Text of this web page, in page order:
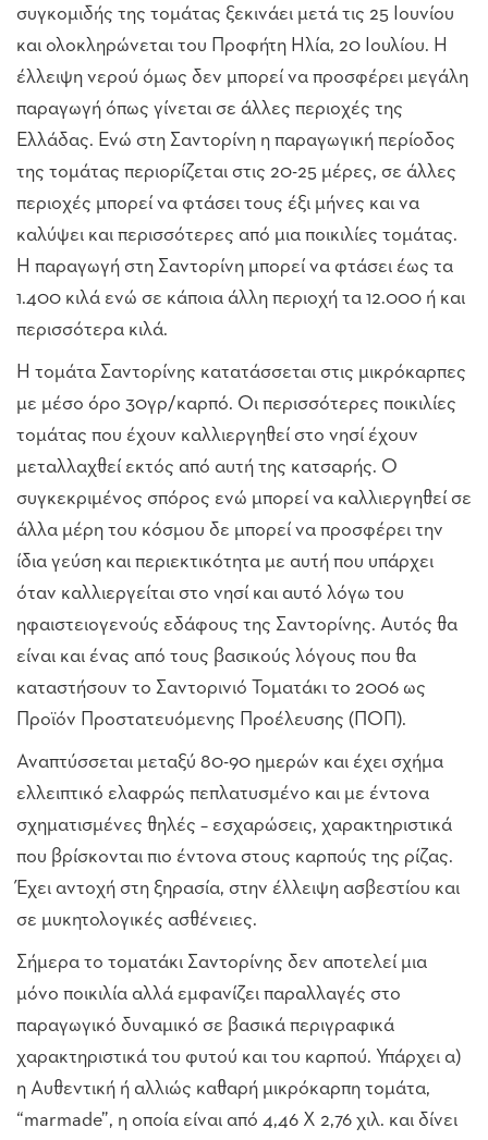
συγκομιδής της τομάτας ξεκινάει μετά τις 25 Ιουνίου
και ολοκληρώνεται του Προφήτη Ηλία, 20 Ιουλίου. Η
έλλειψη νερού όμως δεν μπορεί να προσφέρει μεγάλη
παραγωγή όπως γίνεται σε άλλες περιοχές της
Ελλάδας. Ενώ στη Σαντορίνη η παραγωγική περίοδος
της τομάτας περιορίζεται στις 20-25 μέρες, σε άλλες
περιοχές μπορεί να φτάσει τους έξι μήνες και να
καλύψει και περισσότερες από μια ποικιλίες τομάτας.
Η παραγωγή στη Σαντορίνη μπορεί να φτάσει έως τα
1.400 κιλά ενώ σε κάποια άλλη περιοχή τα 12.000 ή και
περισσότερα κιλά.
Η τομάτα Σαντορίνης κατατάσσεται στις μικρόκαρπες
με μέσο όρο 30γρ/καρπό. Οι περισσότερες ποικιλίες
τομάτας που έχουν καλλιεργηθεί στο νησί έχουν
μεταλλαχθεί εκτός από αυτή της κατσαρής. Ο
συγκεκριμένος σπόρος ενώ μπορεί να καλλιεργηθεί σε
άλλα μέρη του κόσμου δε μπορεί να προσφέρει την
ίδια γεύση και περιεκτικότητα με αυτή που υπάρχει
όταν καλλιεργείται στο νησί και αυτό λόγω του
ηφαιστειογενούς εδάφους της Σαντορίνης. Αυτός θα
είναι και ένας από τους βασικούς λόγους που θα
καταστήσουν το Σαντορινιό Τοματάκι το 2006 ως
Προϊόν Προστατευόμενης Προέλευσης (ΠΟΠ).
Αναπτύσσεται μεταξύ 80-90 ημερών και έχει σχήμα
ελλειπτικό ελαφρώς πεπλατυσμένο και με έντονα
σχηματισμένες θηλές – εσχαρώσεις, χαρακτηριστικά
που βρίσκονται πιο έντονα στους καρπούς της ρίζας.
Έχει αντοχή στη ξηρασία, στην έλλειψη ασβεστίου και
σε μυκητολογικές ασθένειες.
Σήμερα το τοματάκι Σαντορίνης δεν αποτελεί μια
μόνο ποικιλία αλλά εμφανίζει παραλλαγές στο
παραγωγικό δυναμικό σε βασικά περιγραφικά
χαρακτηριστικά του φυτού και του καρπού. Υπάρχει α)
η Αυθεντική ή αλλιώς καθαρή μικρόκαρπη τομάτα,
“marmade”, η οποία είναι από 4,46 Χ 2,76 χιλ. και δίνει